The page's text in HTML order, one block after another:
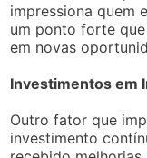
impressiona quem
um ponto forte
em novas
Investimentos em
Outro fator que
investimento